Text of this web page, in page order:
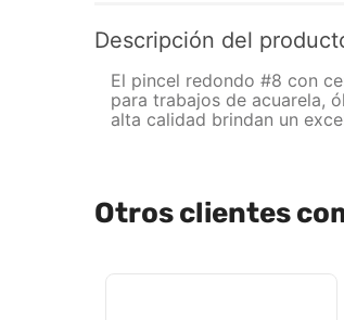
Descripción del
El pincel redondo #8 con
para trabajos de acuarela,
alta calidad brindan un
Otros clientes